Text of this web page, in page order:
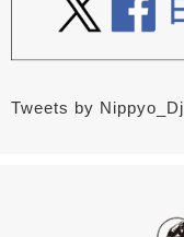
Tweets by Nippyo_Dj